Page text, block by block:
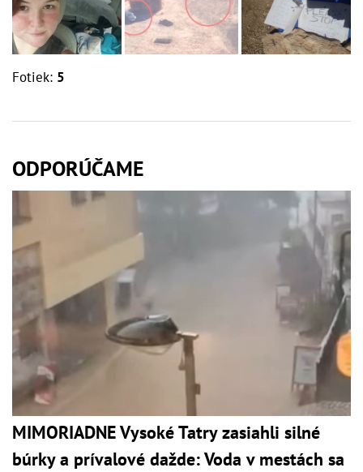
Fotiek: 5
ODPORÚČAME
MIMORIADNE Vysoké Tatry zasiahli silné
búrky a prívalové dažde: Voda v mestách sa